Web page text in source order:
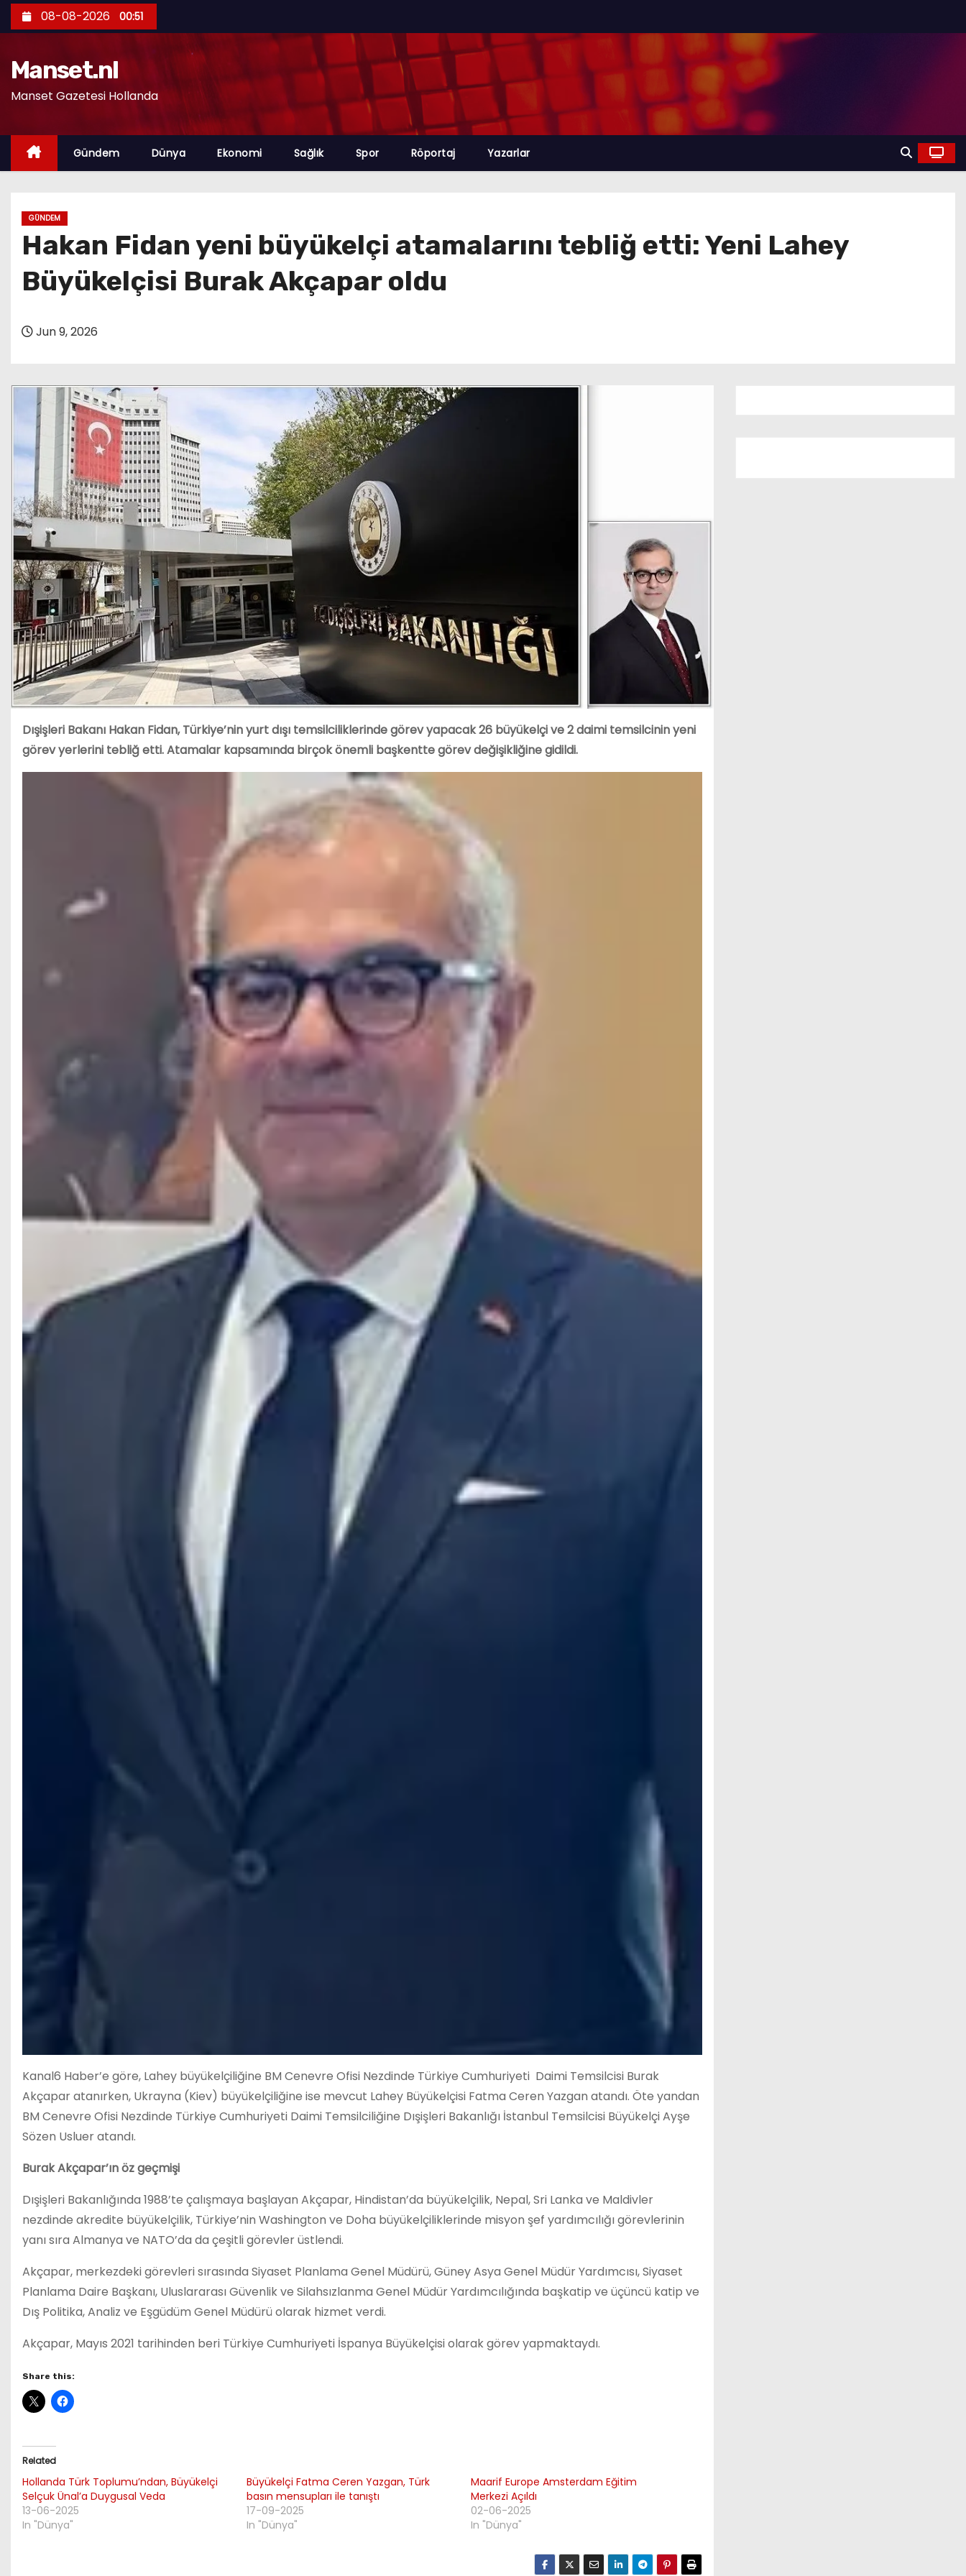
k
n
08-08-2026 00:51
Manset.nl
Manset Gazetesi Hollanda
Gündem Dünya Ekonomi Sağlık Spor Röportaj Yazarlar
GÜNDEM
Hakan Fidan yeni büyükelçi atamalarını tebliğ etti: Yeni Lahey
Büyükelçisi Burak Akçapar oldu
Jun 9, 2026
Dışişleri Bakanı Hakan Fidan, Türkiye’nin yurt dışı temsilciliklerinde görev yapacak 26 büyükelçi ve 2 daimi temsilcinin yeni
görev yerlerini tebliğ etti. Atamalar kapsamında birçok önemli başkentte görev değişikliğine gidildi.
Kanal6 Haber’e göre, Lahey büyükelçiliğine BM Cenevre Ofisi Nezdinde Türkiye Cumhuriyeti Daimi Temsilcisi Burak
Akçapar atanırken, Ukrayna (Kiev) büyükelçiliğine ise mevcut Lahey Büyükelçisi Fatma Ceren Yazgan atandı. Öte yandan
BM Cenevre Ofisi Nezdinde Türkiye Cumhuriyeti Daimi Temsilciliğine Dışişleri Bakanlığı İstanbul Temsilcisi Büyükelçi Ayşe
Sözen Usluer atandı.
Burak Akçapar’ın öz geçmişi
Dışişleri Bakanlığında 1988’te çalışmaya başlayan Akçapar, Hindistan’da büyükelçilik, Nepal, Sri Lanka ve Maldivler
nezdinde akredite büyükelçilik, Türkiye’nin Washington ve Doha büyükelçiliklerinde misyon şef yardımcılığı görevlerinin
yanı sıra Almanya ve NATO’da da çeşitli görevler üstlendi.
Akçapar, merkezdeki görevleri sırasında Siyaset Planlama Genel Müdürü, Güney Asya Genel Müdür Yardımcısı, Siyaset
Planlama Daire Başkanı, Uluslararası Güvenlik ve Silahsızlanma Genel Müdür Yardımcılığında başkatip ve üçüncü katip ve
Dış Politika, Analiz ve Eşgüdüm Genel Müdürü olarak hizmet verdi.
Akçapar, Mayıs 2021 tarihinden beri Türkiye Cumhuriyeti İspanya Büyükelçisi olarak görev yapmaktaydı.
Share this:
Related
Hollanda Türk Toplumu’ndan, Büyükelçi
Selçuk Ünal’a Duygusal Veda
13-06-2025
In "Dünya"
Büyükelçi Fatma Ceren Yazgan, Türk
basın mensupları ile tanıştı
17-09-2025
In "Dünya"
Maarif Europe Amsterdam Eğitim
Merkezi Açıldı
02-06-2025
In "Dünya"